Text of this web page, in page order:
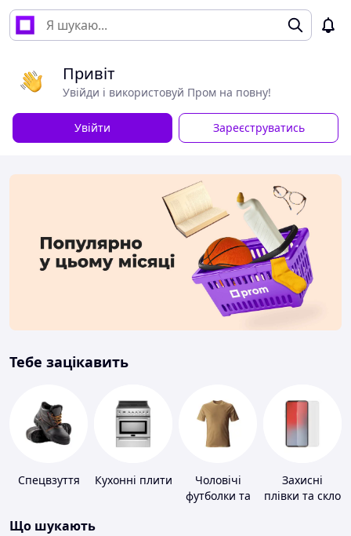
Привіт
Увійди і використовуй Пром на повну!
Увійти Зареєструватись
Тебе зацікавить
Спецвзуття Кухонні плити
Чоловічі
футболки та
Захисні
плівки та скло
Що шукають